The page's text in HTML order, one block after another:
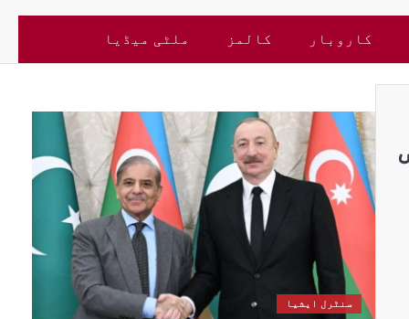
کاروبار کالمز ملٹی میڈیا
سنٹرل ایشیا